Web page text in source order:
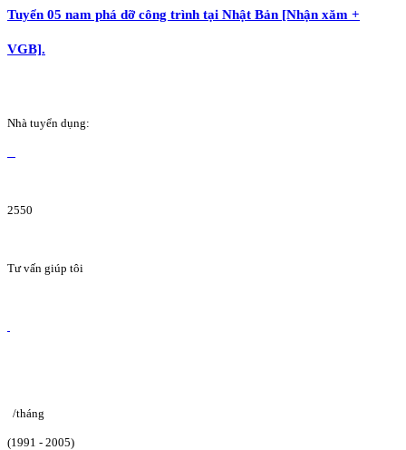
Tuyển 05 nam phá dỡ công trình tại Nhật Bản [Nhận xăm +
VGB].
Nhà tuyển dụng:
2550
Tư vấn giúp tôi
/tháng
(1991 - 2005)